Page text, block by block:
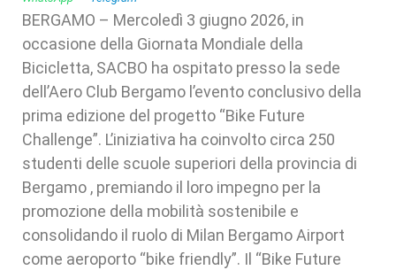
BERGAMO – Mercoledì 3 giugno 2026, in
occasione della Giornata Mondiale della
Bicicletta, SACBO ha ospitato presso la sede
dell’Aero Club Bergamo l’evento conclusivo della
prima edizione del progetto “Bike Future
Challenge”. L’iniziativa ha coinvolto circa 250
studenti delle scuole superiori della provincia di
Bergamo , premiando il loro impegno per la
promozione della mobilità sostenibile e
consolidando il ruolo di Milan Bergamo Airport
come aeroporto “bike friendly”. Il “Bike Future